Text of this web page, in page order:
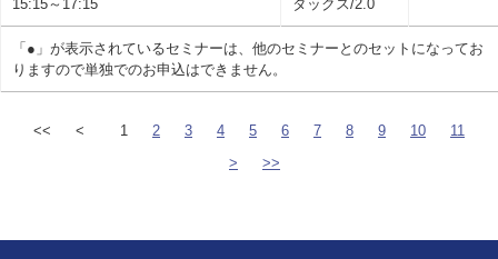
「●」が表示されているセミナーは、他のセミナーとのセットになってお
りますので単独でのお申込はできません。
15:15～17:15
タックス/2.0
<< < 1 2 3 4 5 6 7 8 9 10
11
>
>>